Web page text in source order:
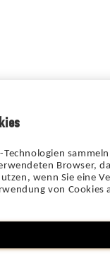
Technologien
Browser,
wenn Sie eine
von Cookies